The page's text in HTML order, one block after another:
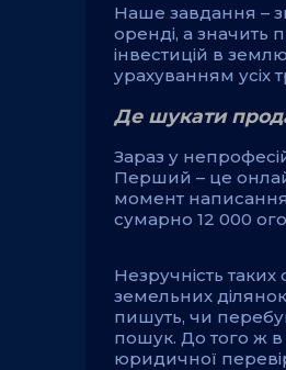
Наше завдання –
оренді, а значить
інвестицій в
урахуванням усіх
Де шукати
Зараз у
Перший – це
момент
сумарно 12 000
Незручність
земельних
пишуть, чи
пошук. До того ж в
юридичної